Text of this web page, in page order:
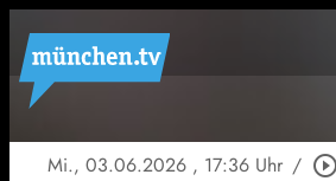
Mi., 03.06.2026 , 17:36 Uhr / play_circle_outline